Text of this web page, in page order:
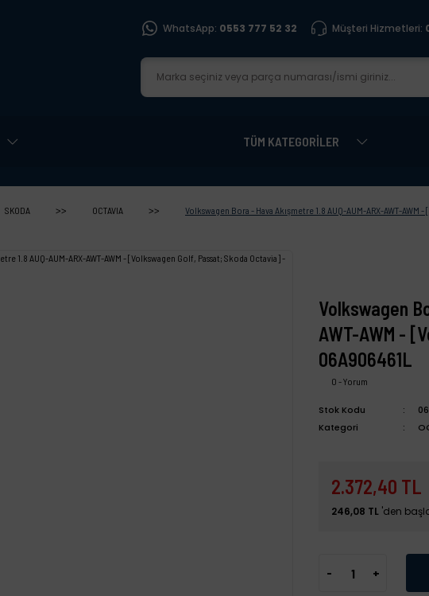
WhatsApp: 0553 777 52 32 Müşteri Hizmetleri:
TÜM KATEGORİLER
SKODA OCTAVIA Volkswagen Bora - Hava Akışmetre 1.8 AUQ-AUM-ARX-AWT-
Volkswagen
AWT-AWM -
06A906461L
0 - Yorum
Stok Kodu
Kategori
2.372,40 TL
246,08 TL 'den
- +